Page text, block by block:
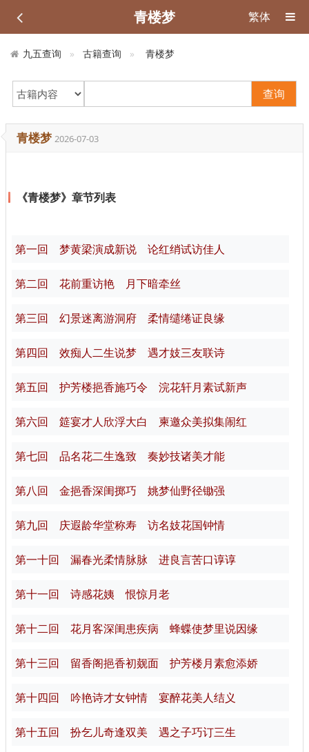
青楼梦 繁体
九五查询 古籍查询 青楼梦
查询
青楼梦 2026-07-03
《青楼梦》章节列表
第一回 梦黄梁演成新说 论红绡试访佳人
第二回 花前重访艳 月下暗牵丝
第三回 幻景迷离游洞府 柔情缱绻证良缘
第四回 效痴人二生说梦 遇才妓三友联诗
第五回 护芳楼挹香施巧令 浣花轩月素试新声
第六回 筵宴才人欣浮大白 柬邀众美拟集闹红
第七回 品名花二生逸致 奏妙技诸美才能
第八回 金挹香深闺掷巧 姚梦仙野径锄强
第九回 庆遐龄华堂称寿 访名妓花国钟情
第一十回 漏春光柔情脉脉 进良言苦口谆谆
第十一回 诗感花姨 恨惊月老
第十二回 花月客深闺患疾病 蜂蝶使梦里说因缘
第十三回 留香阁挹香初觌面 护芳楼月素愈添娇
第十四回 吟艳诗才女钟情 宴醉花美人结义
第十五回 扮乞儿奇逢双美 遇之子巧订三生